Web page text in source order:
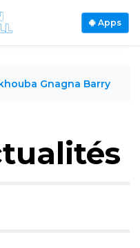
Apps
Gnagna Barry